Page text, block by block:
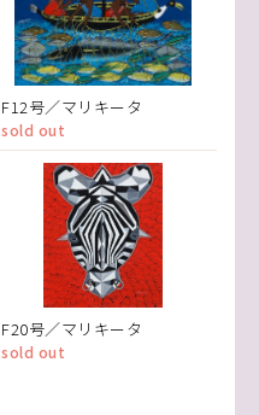
F12号／マリキータ
sold out
F20号／マリキータ
sold out